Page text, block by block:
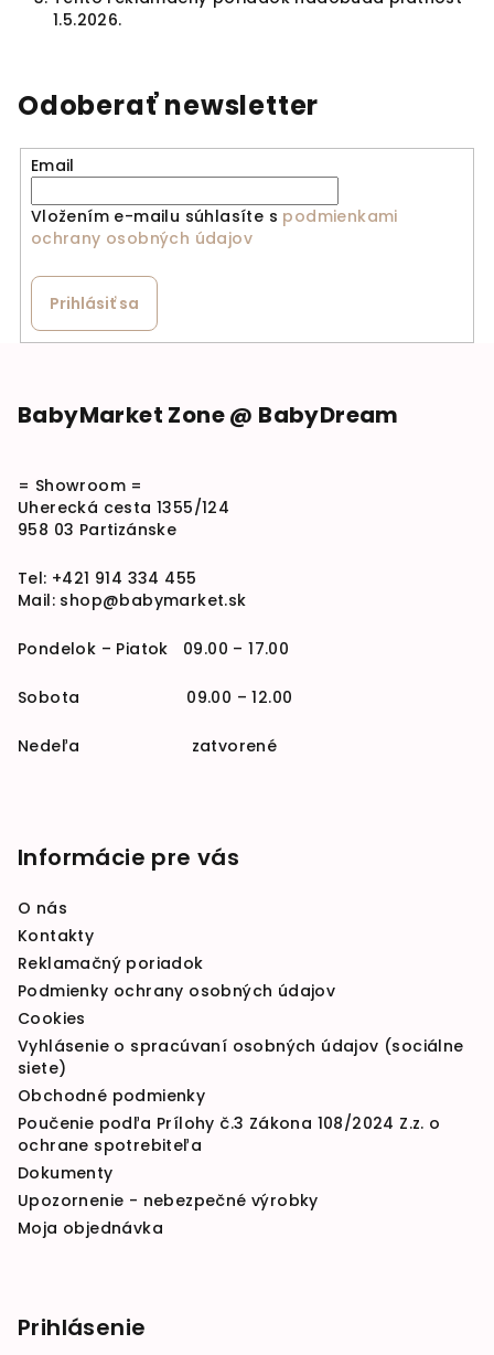
1.5.2026.
Odoberať newsletter
Email
Vložením e-mailu súhlasíte s podmienkami
ochrany osobných údajov
Prihlásiť sa
BabyMarket Zone @ BabyDream
= Showroom =
Uherecká cesta 1355/124
958 03 Partizánske
Tel: +421 914 334 455
Mail: shop@babymarket.sk
Pondelok – Piatok 09.00 – 17.00
Sobota 09.00 – 12.00
Nedeľa zatvorené
Informácie pre vás
O nás
Kontakty
Reklamačný poriadok
Podmienky ochrany osobných údajov
Cookies
Vyhlásenie o spracúvaní osobných údajov (sociálne
siete)
Obchodné podmienky
Poučenie podľa Prílohy č.3 Zákona 108/2024 Z.z. o
ochrane spotrebiteľa
Dokumenty
Upozornenie - nebezpečné výrobky
Moja objednávka
Prihlásenie